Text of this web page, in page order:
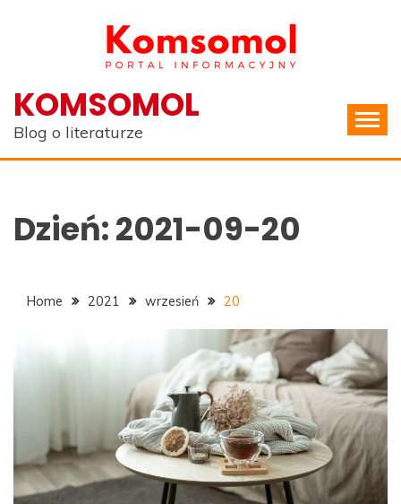
KOMSOMOL
Blog o literaturze
Dzień:2021-09-20
Home 2021 wrzesień 20